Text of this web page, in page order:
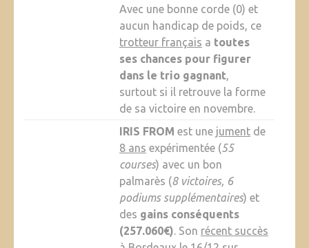
Avec une bonne corde (0) et
aucun handicap de poids, ce
trotteur français a toutes
ses chances pour figurer
dans le trio gagnant,
surtout si il retrouve la forme
de sa victoire en novembre.
IRIS FROM est une jumentde
8 ans expérimentée (55
courses) avec un bon
palmarès (8 victoires, 6
podiums supplémentaires) et
des gains conséquents
(257.060€). Son récent succès